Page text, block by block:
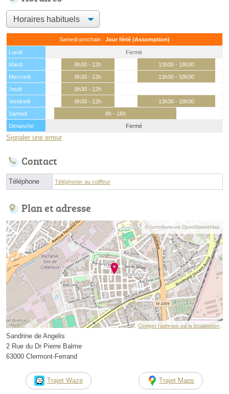
Samedi prochain : Jour férié (Assomption)
Lundi
Fermé
Mardi
8h30 - 12h
13h30 - 18h30
Mercredi
8h30 - 12h
13h30 - 18h30
Jeudi
8h30 - 12h
Vendredi
8h30 - 12h
13h30 - 18h30
Samedi
8h - 16h
Dimanche
Fermé
Signaler une erreur
Contact
Téléphone Téléphoner au coiffeur
Plan et adresse
© contributeurs OpenStreetMap
Corriger l’adresse ou la localisation
Sandrine de Angelis
2 Rue du Dr Pierre Balme
63000 Clermont-Ferrand
Trajet Waze Trajet Maps